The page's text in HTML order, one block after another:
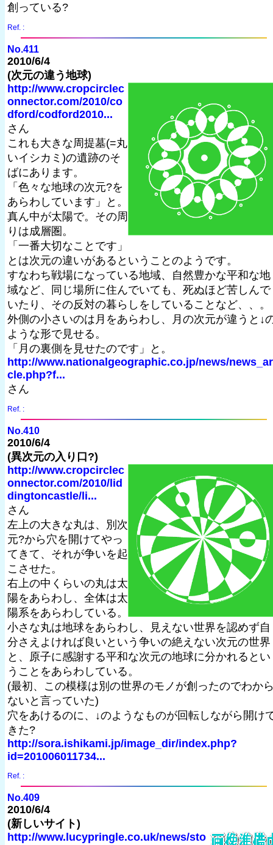
創っている?
Ref. :
No.411
2010/6/4
(次元の違う地球)
http://www.cropcirclec
onnector.com/2010/co
dford/codford2010...
さん
これも大きな周提墓(=丸
いイシカミ)の遺跡のそ
ばにあります。
「色々な地球の次元?を
あらわしています」と。
真ん中が太陽で。その周
りは成層圏。
「一番大切なことです」
とは次元の違いがあるということのようです。
すなわち戦場になっている地域、自然豊かな平和な地
域など、同じ場所に住んでいても、死ぬほど苦しんで
いたり、その反対の暮らしをしていることなど、、。
外側の小さいのは月をあらわし、月の次元が違うと↓
ような形で見せる。
「月の裏側を見せたのです」と。
http://www.nationalgeographic.co.jp/news/
cle.php?f...
さん
Ref. :
No.410
2010/6/4
(異次元の入り口?)
http://www.cropcirclec
onnector.com/2010/lid
dingtoncastle/li...
さん
左上の大きな丸は、別次
元?から穴を開けてやっ
てきて、それが争いを起
こさせた。
右上の中くらいの丸は太
陽をあらわし、全体は太
陽系をあらわしている。
小さな丸は地球をあらわし、見えない世界を認めず自
分さえよければ良いという争いの絶えない次元の世界
と、原子に感謝する平和な次元の地球に分かれるとい
うことをあらわしている。
(最初、この模様は別の世界のモノが創ったのでわか
ないと言っていた)
穴をあけるのに、↓のようなものが回転しながら開け
きた?
http://sora.ishikami.jp/image_dir/index.php?
id=201006011734...
Ref. :
No.409
2010/6/4
(新しいサイト)
http://www.lucypringle.co.uk/news/sto